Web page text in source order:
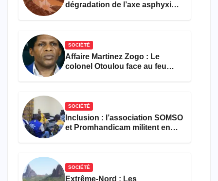
dégradation de l’axe asphyxie
SOCIÉTÉ
Affaire Martinez Zogo : Le
colonel Otoulou face au feu
SOCIÉTÉ
Inclusion : l’association SOMSO
et Promhandicam militent en
SOCIÉTÉ
Extrême-Nord : Les